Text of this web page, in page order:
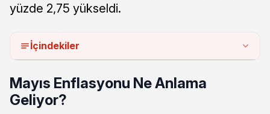
yüzde 2,75 yükseldi.
İçindekiler
Mayıs Enflasyonu Ne Anlama
Geliyor?